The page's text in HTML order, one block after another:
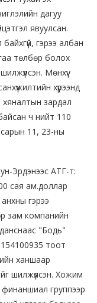
дагуу
явуулсан.
гэрээ албан
төлбөр болох
Мөнхүү:
хүрээнд
зардал
ч нийт 110
11, 23-ны
Эрдэнээс АТГ-т:
сая ам.доллар
гэрээ
зам компанийн
"Бодь"
тоот
ханшаар
шилжүүлсэн. Хожим
финаншиал группээр